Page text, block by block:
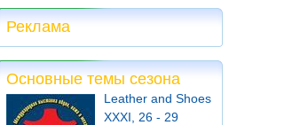
Реклама
Основные темы сезона
Leather and Shoes
XXXI, 26 - 29